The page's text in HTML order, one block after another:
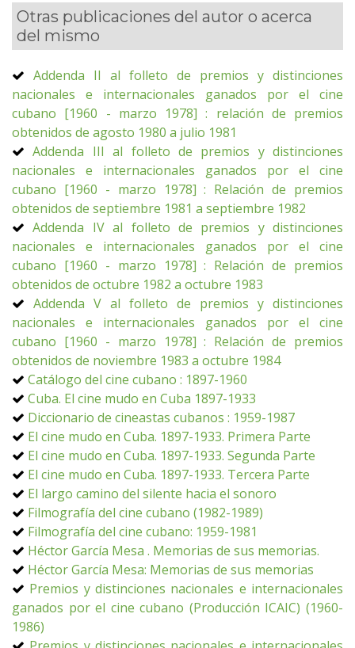
Otras publicaciones del autor o acerca
del mismo
Addenda II al folleto de premios y distinciones
nacionales e internacionales ganados por el cine
cubano [1960 - marzo 1978] : relación de premios
obtenidos de agosto 1980 a julio 1981
Addenda III al folleto de premios y distinciones
nacionales e internacionales ganados por el cine
cubano [1960 - marzo 1978] : Relación de premios
obtenidos de septiembre 1981 a septiembre 1982
Addenda IV al folleto de premios y distinciones
nacionales e internacionales ganados por el cine
cubano [1960 - marzo 1978] : Relación de premios
obtenidos de octubre 1982 a octubre 1983
Addenda V al folleto de premios y distinciones
nacionales e internacionales ganados por el cine
cubano [1960 - marzo 1978] : Relación de premios
obtenidos de noviembre 1983 a octubre 1984
Catálogo del cine cubano : 1897-1960
Cuba. El cine mudo en Cuba 1897-1933
Diccionario de cineastas cubanos : 1959-1987
El cine mudo en Cuba. 1897-1933. Primera Parte
El cine mudo en Cuba. 1897-1933. Segunda Parte
El cine mudo en Cuba. 1897-1933. Tercera Parte
El largo camino del silente hacia el sonoro
Filmografía del cine cubano (1982-1989)
Filmografía del cine cubano: 1959-1981
Héctor García Mesa . Memorias de sus memorias.
Héctor García Mesa: Memorias de sus memorias
Premios y distinciones nacionales e internacionales
ganados por el cine cubano (Producción ICAIC) (1960-
1986)